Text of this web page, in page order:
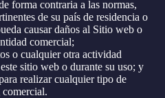
forma contraria a las normas,
de su país de residencia o
causar daños al Sitio web o
comercial;
o cualquier otra actividad
sitio web o durante su uso; y
realizar cualquier tipo de